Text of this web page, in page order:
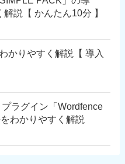
説【 かんたん10分 】
かりやすく解説【 導入
プラグイン「Wordfence
わかりやすく解説